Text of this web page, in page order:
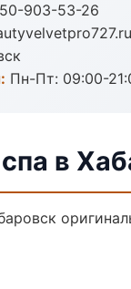
903-53-26
Пн-Пт: 09:00-
в